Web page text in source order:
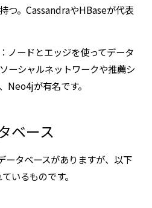
つ。CassandraやHBaseが代表
ノードとエッジを使ってデータ
ーシャルネットワークや推薦シ
Neo4jが有名です。
ベース
ータベースがありますが、以下
いるものです。